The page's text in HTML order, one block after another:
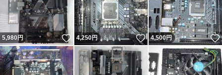
5,980円 いいね！
4,250円 いいね！
4,500円